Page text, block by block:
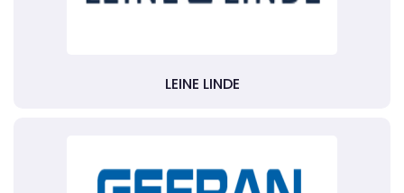
LEINE LINDE